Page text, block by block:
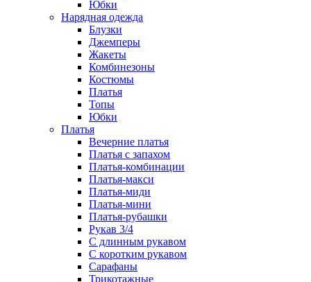
Юбки
Нарядная одежда
Блузки
Джемперы
Жакеты
Комбинезоны
Костюмы
Платья
Топы
Юбки
Платья
Вечерние платья
Платья с запахом
Платья-комбинации
Платья-макси
Платья-миди
Платья-мини
Платья-рубашки
Рукав 3/4
С длинным рукавом
С коротким рукавом
Сарафаны
Трикотажные